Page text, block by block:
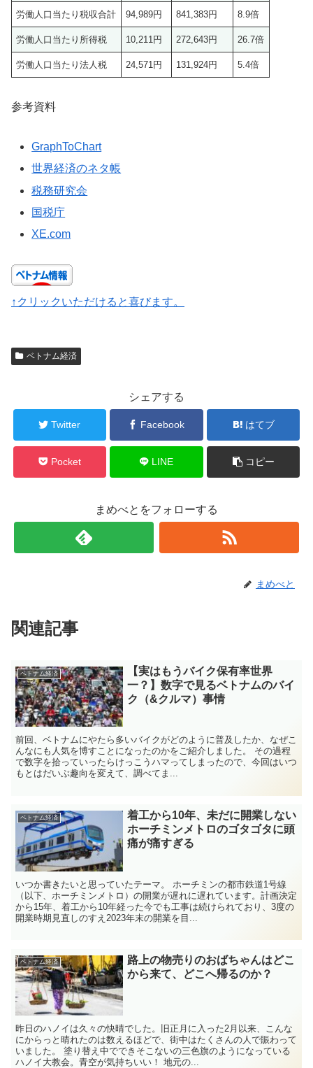
労働人口当たり税収合計 94,989円 841,383円 8.9倍
労働人口当たり所得税 10,211円 272,643円 26.7倍
労働人口当たり法人税 24,571円 131,924円 5.4倍
参考資料
GraphToChart
世界経済のネタ帳
税務研究会
国税庁
XE.com
↑クリックいただけると喜びます。
ベトナム経済
シェアする
Twitter Facebook はてブ
Pocket LINE コピー
まめべとをフォローする
まめべと
関連記事
ベトナム経済
【実はもうバイク保有率世界
一？】数字で見るベトナムのバイ
ク（&クルマ）事情
前回、ベトナムにやたら多いバイクがどのように普及したか、なぜこ
んなにも人気を博すことになったのかをご紹介しました。 その過程
で数字を拾っていったらけっこうハマってしまったので、今回はいつ
もとはだいぶ趣向を変えて、調べてま...
ベトナム経済
着工から10年、未だに開業しない
ホーチミンメトロのゴタゴタに頭
痛が痛すぎる
いつか書きたいと思っていたテーマ。 ホーチミンの都市鉄道1号線
（以下、ホーチミンメトロ）の開業が遅れに遅れています。計画決定
から15年、着工から10年経った今でも工事は続けられており、3度の
開業時期見直しのすえ2023年末の開業を目...
ベトナム経済
路上の物売りのおばちゃんはどこ
から来て、どこへ帰るのか？
昨日のハノイは久々の快晴でした。旧正月に入った2月以来、こんな
にからっと晴れたのは数えるほどで、街中はたくさんの人で賑わって
いました。 塗り替え中でできそこないの三色旗のようになっている
ハノイ大教会。青空が気持ちいい！ 地元の...